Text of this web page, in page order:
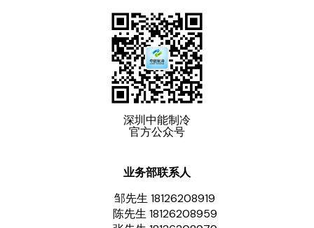
深圳中能制冷
官方公众号
业务部联系人
邹先生 18126208919
陈先生 18126208959